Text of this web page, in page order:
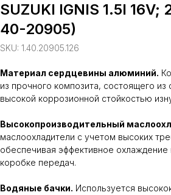
SUZUKI IGNIS 1.5I
40-20905)
SKU: 1.40.20905.126
Материал сердцевины алюминий.
из прочного композита, состоящего
высокой коррозионной стойкостью
Высокопроизводительный
маслоохладители с учетом высоких
обеспечивая эффективное
коробке передач.
Водяные бачки. Используется